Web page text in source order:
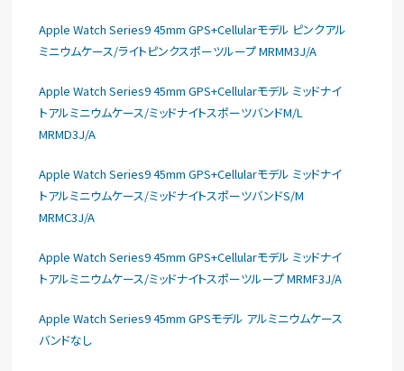
Apple Watch Series9 45mm GPS+Cellularモデル ピンクアル
ミニウムケース/ライトピンクスポーツループ MRMM3J/A
Apple Watch Series9 45mm GPS+Cellularモデル ミッドナイ
トアルミニウムケース/ミッドナイトスポーツバンドM/L
MRMD3J/A
Apple Watch Series9 45mm GPS+Cellularモデル ミッドナイ
トアルミニウムケース/ミッドナイトスポーツバンドS/M
MRMC3J/A
Apple Watch Series9 45mm GPS+Cellularモデル ミッドナイ
トアルミニウムケース/ミッドナイトスポーツループ MRMF3J/A
Apple Watch Series9 45mm GPSモデル アルミニウムケース
バンドなし